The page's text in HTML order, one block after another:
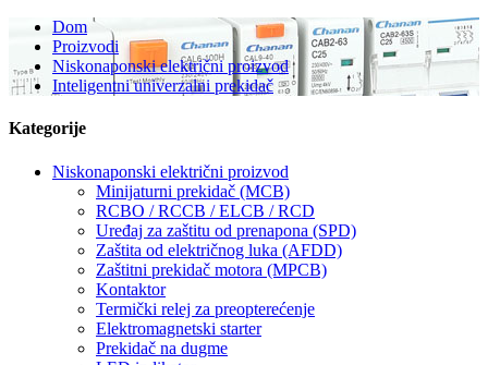
Dom
Proizvodi
Niskonaponski električni proizvod
Inteligentni univerzalni prekidač
Kategorije
Niskonaponski električni proizvod
Minijaturni prekidač (MCB)
RCBO / RCCB / ELCB / RCD
Uređaj za zaštitu od prenapona (SPD)
Zaštita od električnog luka (AFDD)
Zaštitni prekidač motora (MPCB)
Kontaktor
Termički relej za preopterećenje
Elektromagnetski starter
Prekidač na dugme